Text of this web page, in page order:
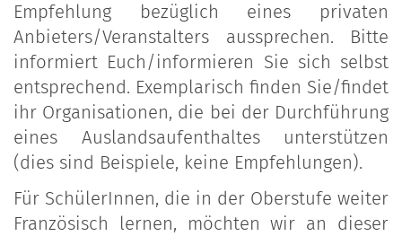
Empfehlung bezüglich eines privaten
Anbieters/Veranstalters aussprechen. Bitte
informiert Euch/informieren Sie sich selbst
entsprechend. Exemplarisch finden Sie/findet
ihr Organisationen, die bei der Durchführung
eines Auslandsaufenthaltes unterstützen
(dies sind Beispiele, keine Empfehlungen).
Für SchülerInnen, die in der Oberstufe weiter
Französisch lernen, möchten wir an dieser